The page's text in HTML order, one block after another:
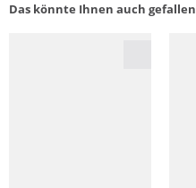
Das könnte Ihnen auch gefallen